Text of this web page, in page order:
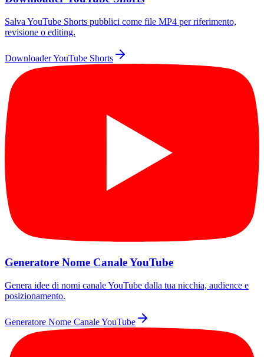
Salva YouTube Shorts pubblici come file MP4 per riferimento,
revisione o editing.
Downloader YouTube Shorts
Generatore Nome Canale YouTube
Genera idee di nomi canale YouTube dalla tua nicchia, audience e
posizionamento.
Generatore Nome Canale YouTube